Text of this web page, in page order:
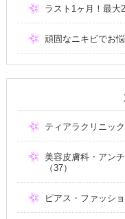
ラスト1ヶ月！最大
頑固なニキビでお
ティアラクリニック
美容皮膚科・アン
（37）
ピアス・ファッシ